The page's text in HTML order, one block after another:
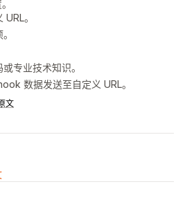
。
专业技术知识。
数据发送至自定义 URL。
文